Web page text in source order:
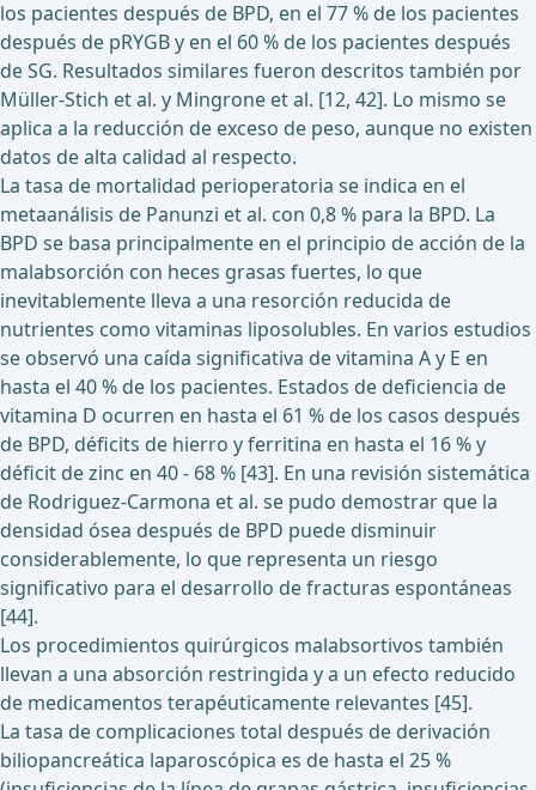
los pacientes después de BPD, en el 77 % de los pacientes
después de pRYGB y en el 60 % de los pacientes después
de SG. Resultados similares fueron descritos también por
Müller-Stich et al. y Mingrone et al. [12, 42]. Lo mismo se
aplica a la reducción de exceso de peso, aunque no existen
datos de alta calidad al respecto.
La tasa de mortalidad perioperatoria se indica en el
metaanálisis de Panunzi et al. con 0,8 % para la BPD. La
BPD se basa principalmente en el principio de acción de la
malabsorción con heces grasas fuertes, lo que
inevitablemente lleva a una resorción reducida de
nutrientes como vitaminas liposolubles. En varios estudios
se observó una caída significativa de vitamina A y E en
hasta el 40 % de los pacientes. Estados de deficiencia de
vitamina D ocurren en hasta el 61 % de los casos después
de BPD, déficits de hierro y ferritina en hasta el 16 % y
déficit de zinc en 40 - 68 % [43]. En una revisión sistemática
de Rodriguez-Carmona et al. se pudo demostrar que la
densidad ósea después de BPD puede disminuir
considerablemente, lo que representa un riesgo
significativo para el desarrollo de fracturas espontáneas
[44].
Los procedimientos quirúrgicos malabsortivos también
llevan a una absorción restringida y a un efecto reducido
de medicamentos terapéuticamente relevantes [45].
La tasa de complicaciones total después de derivación
biliopancreática laparoscópica es de hasta el 25 %